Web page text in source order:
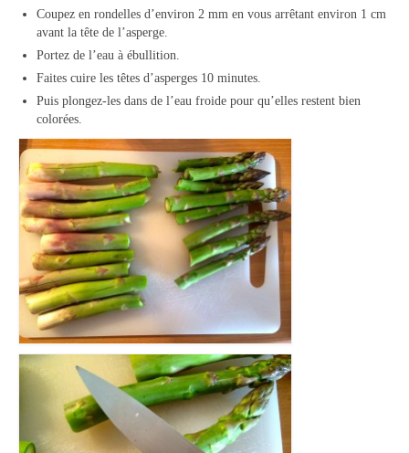
Coupez en rondelles d’environ 2 mm en vous arrêtant environ 1 cm
avant la tête de l’asperge.
Portez de l’eau à ébullition.
Faites cuire les têtes d’asperges 10 minutes.
Puis plongez-les dans de l’eau froide pour qu’elles restent bien
colorées.